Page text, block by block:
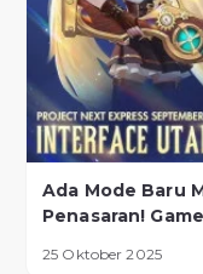
Ada Mode Baru
Penasaran!
25 Oktober 2025